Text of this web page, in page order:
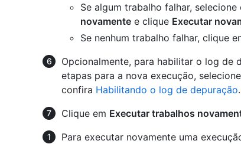
Se algum trabalho falhar, selecione
novamente e clique Executar
Se nenhum trabalho falhar, clique
Opcionalmente, para habilitar o log
etapas para a nova execução, selecione
confira Habilitando o log de depuração.
Clique em Executar trabalhos
Para executar novamente uma